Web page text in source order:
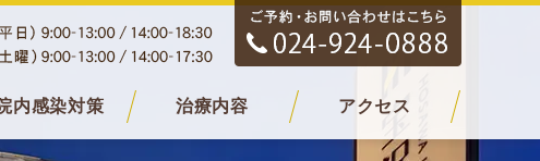
内感染対策 治療内容 アクセス